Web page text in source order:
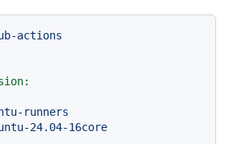
actions
runners
24.04-16core